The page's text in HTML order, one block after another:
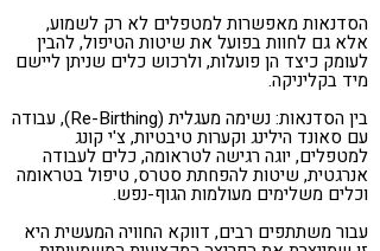
הסדנאות מאפשרות למטפלים לא רק לשמוע,
אלא גם לחוות בפועל את שיטות הטיפול, להבין
לעומק כיצד הן פועלות, ולרכוש כלים שניתן ליישם
מיד בקליניקה.
בין הסדנאות: נשימה מעגלית (Re-Birthing), עבודה
עם סאונד הילינג וקערות טיבטיות, צ'י קונג
למטפלים, יוגה רגישה לטראומה, כלים לעבודה
אנרגטית, שיטות להפחתת סטרס, טיפול בטראומה
וכלים משלימים מעולמות הגוף-נפש.
עבור משתתפים רבים, דווקא החוויה המעשית היא